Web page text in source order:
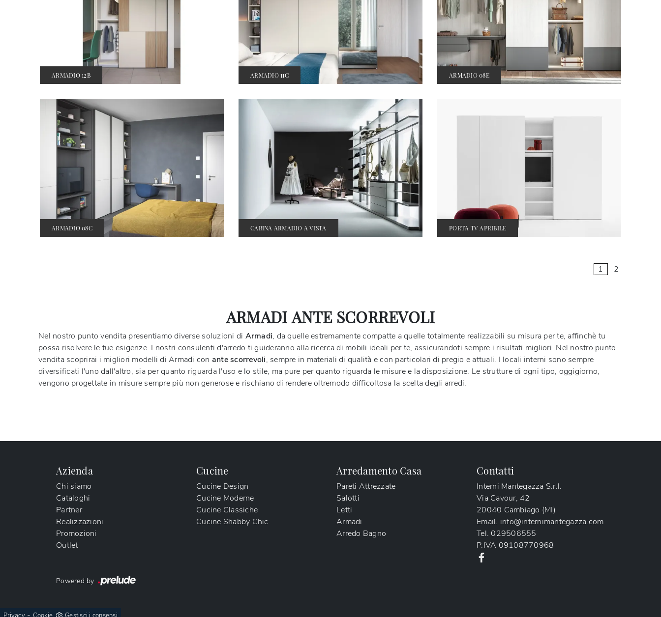
ARMADIO 12B ARMADIO 11C ARMADIO 08E
ARMADIO 08C CABINA ARMADIO A VISTA PORTA TV APRIBILE
1 2
ARMADI ANTE SCORREVOLI
Nel nostro punto vendita presentiamo diverse soluzioni di Armadi, da quelle estremamente compatte a quelle totalmente realizzabili su misura per te, affinchè tu
possa risolvere le tue esigenze. I nostri consulenti d'arredo ti guideranno alla ricerca di mobili ideali per te, assicurandoti sempre i risultati migliori. Nel nostro punto
vendita scoprirai i migliori modelli di Armadi con ante scorrevoli, sempre in materiali di qualità e con particolari di pregio e attuali. I locali interni sono sempre
diversificati l'uno dall'altro, sia per quanto riguarda l'uso e lo stile, ma pure per quanto riguarda le misure e la disposizione. Le strutture di ogni tipo, oggigiorno,
vengono progettate in misure sempre più non generose e rischiano di rendere oltremodo difficoltosa la scelta degli arredi.
Azienda
Chi siamo
Cataloghi
Partner
Realizzazioni
Promozioni
Outlet
Cucine
Cucine Design
Cucine Moderne
Cucine Classiche
Cucine Shabby Chic
Arredamento Casa
Pareti Attrezzate
Salotti
Letti
Armadi
Arredo Bagno
Contatti
Interni Mantegazza S.r.l.
Via Cavour, 42
20040 Cambiago (MI)
Email. info@internimantegazza.com
Tel. 029506555
P.IVA 09108770968
Powered by